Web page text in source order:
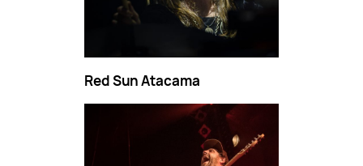
Red Sun Atacama